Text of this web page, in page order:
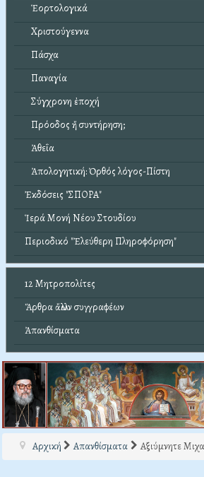
Ἑορτολογικά
Χριστούγεννα
Πάσχα
Παναγία
Σύγχρονη ἐποχή
Πρόοδος ἤ συντήρηση;
Ἀθεΐα
Ἀπολογητική: Ὀρθός λόγος-Πίστη
Ἐκδόσεις "ΣΠΟΡΑ"
Ἱερά Μονή Νέου Στουδίου
Περιοδικό "Ἐλεύθερη Πληροφόρηση"
12 Μητροπολίτες
Ἄρθρα ἄλλων συγγραφέων
Ἀπανθίσματα
Αρχική Απανθίσματα Αξιύμνητε